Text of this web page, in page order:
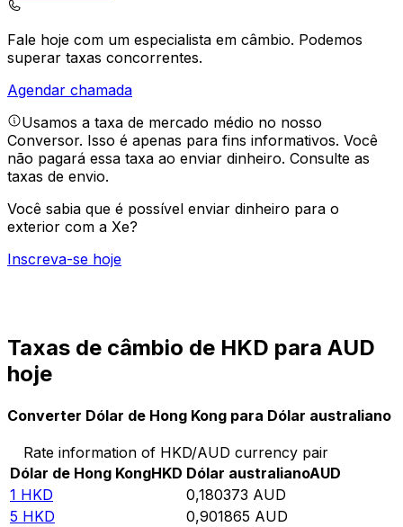
Fale hoje com um especialista em câmbio. Podemos
superar taxas concorrentes.
Agendar chamada
Usamos a taxa de mercado médio no nosso
Conversor. Isso é apenas para fins informativos. Você
não pagará essa taxa ao enviar dinheiro. Consulte as
taxas de envio.
Você sabia que é possível enviar dinheiro para o
exterior com a Xe?
Inscreva-se hoje
Taxas de câmbio de HKD para AUD
hoje
Converter Dólar de Hong Kong para Dólar australiano
Rate information of HKD/AUD currency pair
Dólar de Hong KongHKD Dólar australianoAUD
1 HKD 0,180373 AUD
5 HKD 0,901865 AUD